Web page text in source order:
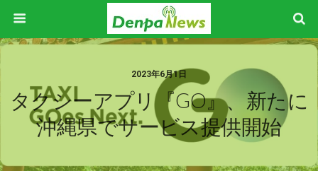
2023年6月1日
タクシーアプリ『GO』、新たに
沖縄県でサービス提供開始